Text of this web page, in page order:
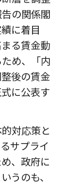
の関係閣
に着目
る賃金動
め、「内
後の賃金
に公表す
対応策と
サプライ
、政府に
うのも、